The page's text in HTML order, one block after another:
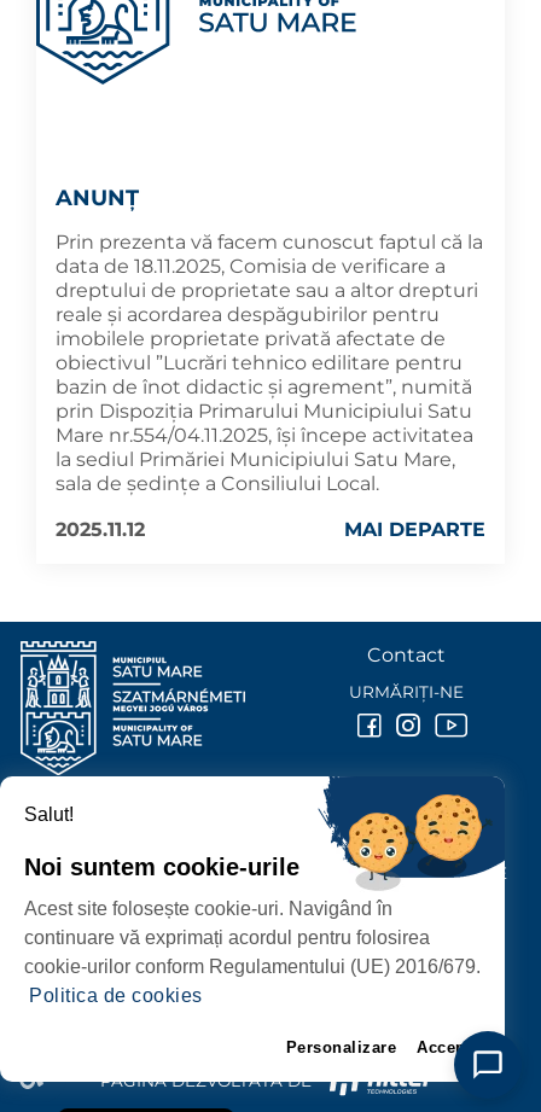
ANUNŢ
Prin prezenta vă facem cunoscut faptul că la
data de 18.11.2025, Comisia de verificare a
dreptului de proprietate sau a altor drepturi
reale şi acordarea despăgubirilor pentru
imobilele proprietate privată afectate de
obiectivul ”Lucrări tehnico edilitare pentru
bazin de înot didactic și agrement”, numită
prin Dispoziția Primarului Municipiului Satu
Mare nr.554/04.11.2025, își începe activitatea
la sediul Primăriei Municipiului Satu Mare,
sala de ședințe a Consiliului Local.
2025.11.12
MAI DEPARTE
PROTECȚIA DATELOR PERSONALE
PAGINĂ DEZVOLTATĂ DE
PRIMĂRIA MUNICIPIULUI
P-ȚA 25 OCTOMBRIE, NR. 1 CORP M, 440026 SATU MARE
Contact
URMĂRIȚI-NE
Salut!
Noi suntem cookie-urile
Acest site folosește cookie-uri. Navigând în
continuare vă exprimați acordul pentru folosirea
cookie-urilor conform Regulamentului (UE) 2016/679.
Politica de cookies
Personalizare Accept